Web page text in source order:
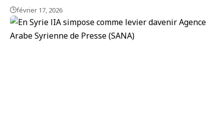
février 17, 2026